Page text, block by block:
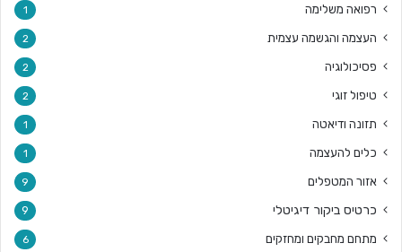
רפואה משלימה 1
העצמה והגשמה עצמית 2
פסיכולוגיה 2
טיפול זוגי 2
תזונה ודיאטה 1
כלים להעצמה 1
אזור המטפלים 9
כרטיס ביקור דיגיטלי 9
מתחם מחבקים ומחזקים 6